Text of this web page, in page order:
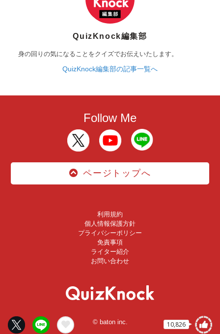
10,826
QuizKnock編集部
身の回りの気になることをクイズでお伝えいたします。
QuizKnock編集部の記事一覧へ
Follow Me
ページトップへ
利用規約
個人情報保護方針
プライバシーポリシー
免責事項
ライター紹介
お問い合わせ
© baton inc.